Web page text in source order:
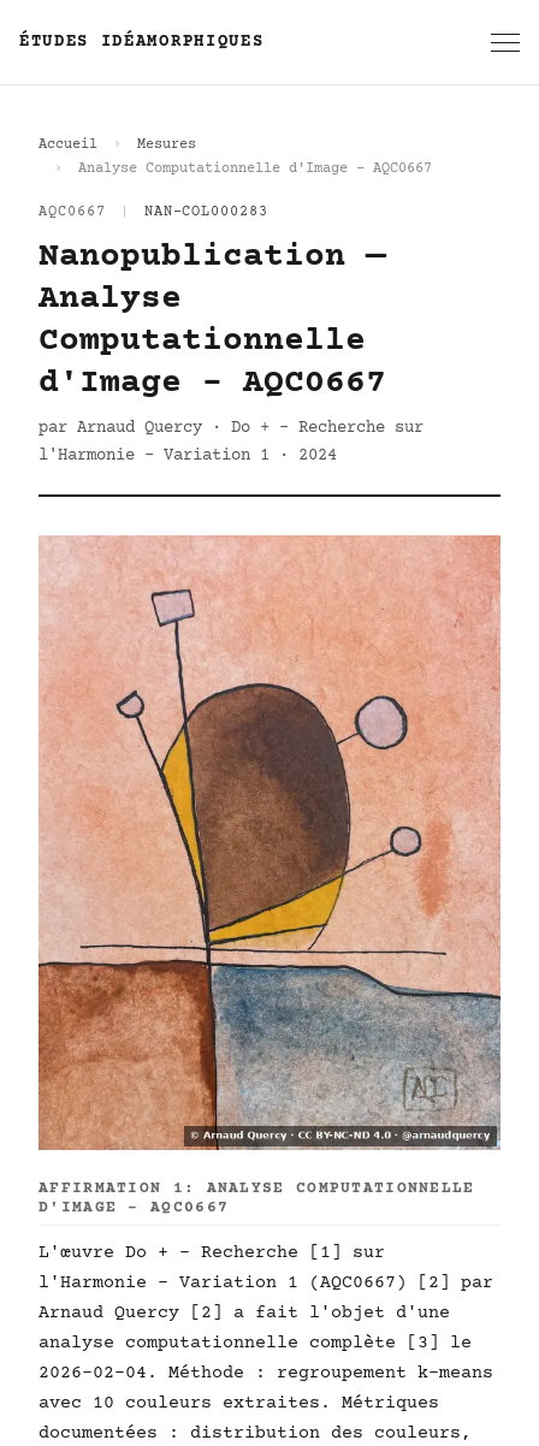
ÉTUDES IDÉAMORPHIQUES
Accueil
Mesures
Analyse Computationnelle d'Image - AQC0667
AQC0667 NAN-COL000283
Nanopublication —
Analyse
Computationnelle
d'Image - AQC0667
par Arnaud Quercy · Do + - Recherche sur
l'Harmonie - Variation 1 · 2024
AFFIRMATION 1: ANALYSE COMPUTATIONNELLE
D'IMAGE - AQC0667
L'œuvre Do + - Recherche [1] sur
l'Harmonie - Variation 1 (AQC0667) [2] par
Arnaud Quercy [2] a fait l'objet d'une
analyse computationnelle complète [3] le
2026-02-04. Méthode : regroupement k-means
avec 10 couleurs extraites. Métriques
documentées : distribution des couleurs,